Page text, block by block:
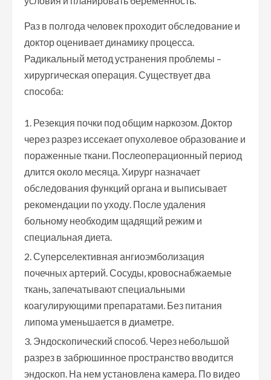
Раз в полгода человек проходит обследование и
доктор оценивает динамику процесса.
Радикальный метод устранения проблемы –
хирургическая операция. Существует два
способа:
Резекция почки под общим наркозом. Доктор
через разрез иссекает опухолевое образование и
пораженные ткани. Послеоперационный период
длится около месяца. Хирург назначает
обследования функций органа и выписывает
рекомендации по уходу. После удаления
больному необходим щадящий режим и
специальная диета.
Суперселективная ангиоэмболизация
почечных артерий. Сосуды, кровоснабжаемые
ткань, запечатывают специальными
коагулирующими препаратами. Без питания
липома уменьшается в диаметре.
Эндоскопический способ. Через небольшой
разрез в забрюшинное пространство вводится
эндоскоп. На нем установлена камера. По видео